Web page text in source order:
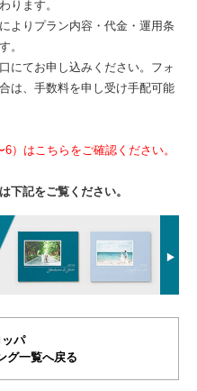
ります。
よりプラン内容・代金・運用条
。
にてお申し込みください。フォ
は、手数料を申し受け手配可能
はこちらをご確認ください。
下記をご覧ください。
パ
グ一覧へ戻る